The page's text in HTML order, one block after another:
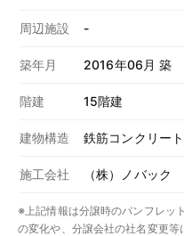
周辺施設 -
築年月 2016年06月 築
階建 15階建
建物構造 鉄筋コンクリー
施工会社 （株）ノバック
※上記情報は分譲時のパンフレッ
の変化や、分譲会社の社名変更